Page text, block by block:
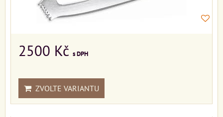
2500 Kč s DPH
ZVOLTE VARIANTU